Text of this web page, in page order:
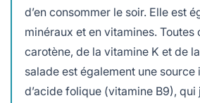
d’en consommer le soir. Elle est
minéraux et en vitamines.
carotène, de la vitamine K et de
salade est également une
d’acide folique (vitamine B9),